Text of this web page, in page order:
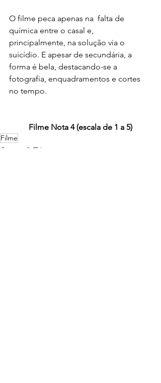
O filme peca apenas na  falta de
química entre o casal e,
principalmente, na solução via o
suicídio. E apesar de secundária, a
forma é bela, destacando-se a
fotografia, enquadramentos e cortes
no tempo.
Filme Nota 4 (escala de 1 a 5)
Filme
Cinema & TV